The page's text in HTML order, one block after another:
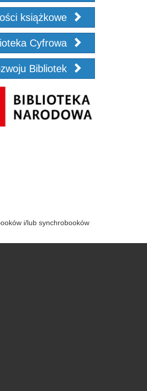
książkowe
Cyfrowa
Bibliotek
i/lub synchrobooków